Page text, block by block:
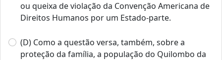
ou queixa de violação da Convenção Americana de
Direitos Humanos por um Estado‐parte.
(D) Como a questão versa, também, sobre a
proteção da família, a população do Quilombo da